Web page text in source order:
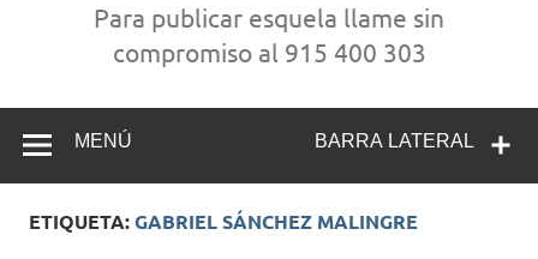
Para publicar esquela llame sin
compromiso al 915 400 303
BARRA LATERAL
MENÚ
ETIQUETA:GABRIEL SÁNCHEZ MALINGRE